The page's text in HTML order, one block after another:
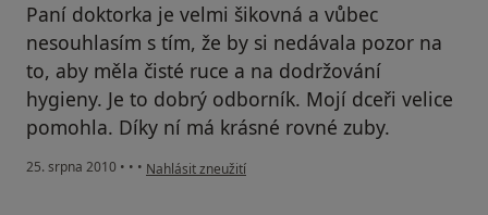
Paní doktorka je velmi šikovná a vůbec
nesouhlasím s tím, že by si nedávala pozor na
to, aby měla čisté ruce a na dodržování
hygieny. Je to dobrý odborník. Mojí dceři velice
pomohla. Díky ní má krásné rovné zuby.
25. srpna 2010 • • • podle názoru uživatele Pacient
Nahlásit zneužití